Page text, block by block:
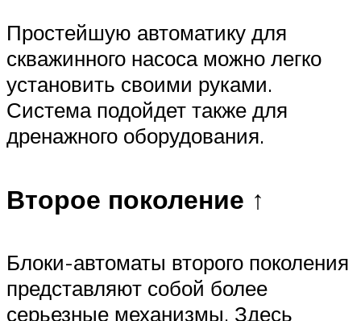
Простейшую автоматику для
скважинного насоса можно легко
установить своими руками.
Система подойдет также для
дренажного оборудования.
Второе поколение ↑
Блоки-автоматы второго поколения
представляют собой более
серьезные механизмы. Здесь